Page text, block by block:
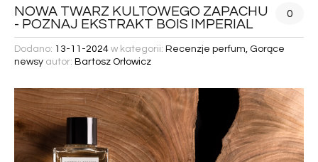
NOWA TWARZ KULTOWEGO ZAPACHU
- POZNAJ EKSTRAKT BOIS IMPERIAL
0
Dodano: 13-11-2024 w kategorii: Recenzje perfum, Gorące
newsy autor: Bartosz Orłowicz